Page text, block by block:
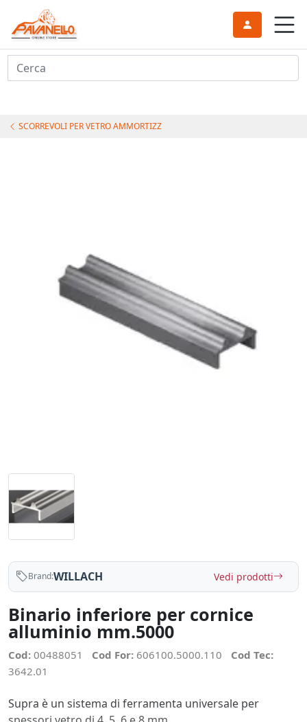
Cerca
SCORREVOLI PER VETRO AMMORTIZZ
Brand:WILLACH Vedi prodotti
Binario inferiore per cornice
alluminio mm.5000
Cod: 00488051 Cod For: 606100.5000.110
Cod Tec:
3642.01
Supra è un sistema di ferramenta universale per